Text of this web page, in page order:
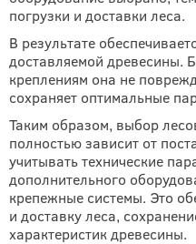
погрузки и доставки леса.
В результате
доставляемой древесины.
креплениям она не
сохраняет оптимальные
Таким образом, выбор
полностью зависит от
учитывать технические
дополнительного
крепежные системы. Это
и доставку леса,
характеристик древесины.